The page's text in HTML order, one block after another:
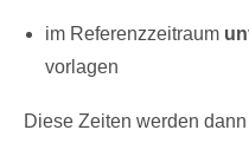
im Referenzzeitraum
vorlagen
Diese Zeiten werden